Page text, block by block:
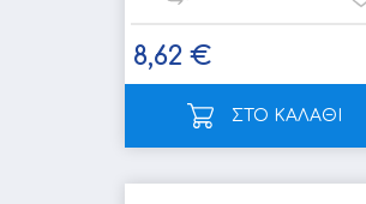
8,62 €
ΣΤΟ ΚΑΛΑΘΙ